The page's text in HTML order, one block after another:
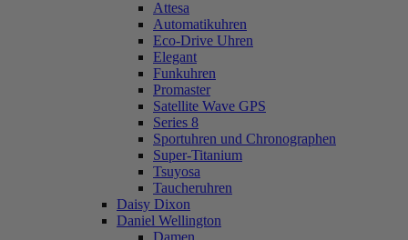
Attesa
Automatikuhren
Eco-Drive Uhren
Elegant
Funkuhren
Promaster
Satellite Wave GPS
Series 8
Sportuhren und Chronographen
Super-Titanium
Tsuyosa
Taucheruhren
Daisy Dixon
Daniel Wellington
Damen